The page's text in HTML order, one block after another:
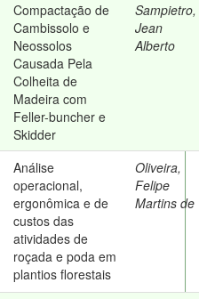
Compactação de
Cambissolo e
Neossolos
Causada Pela
Colheita de
Madeira com
Feller-buncher e
Skidder
Sampietro,
Jean
Alberto
Análise
operacional,
ergonômica e de
custos das
atividades de
roçada e poda em
plantios florestais
Oliveira,
Felipe
Martins de